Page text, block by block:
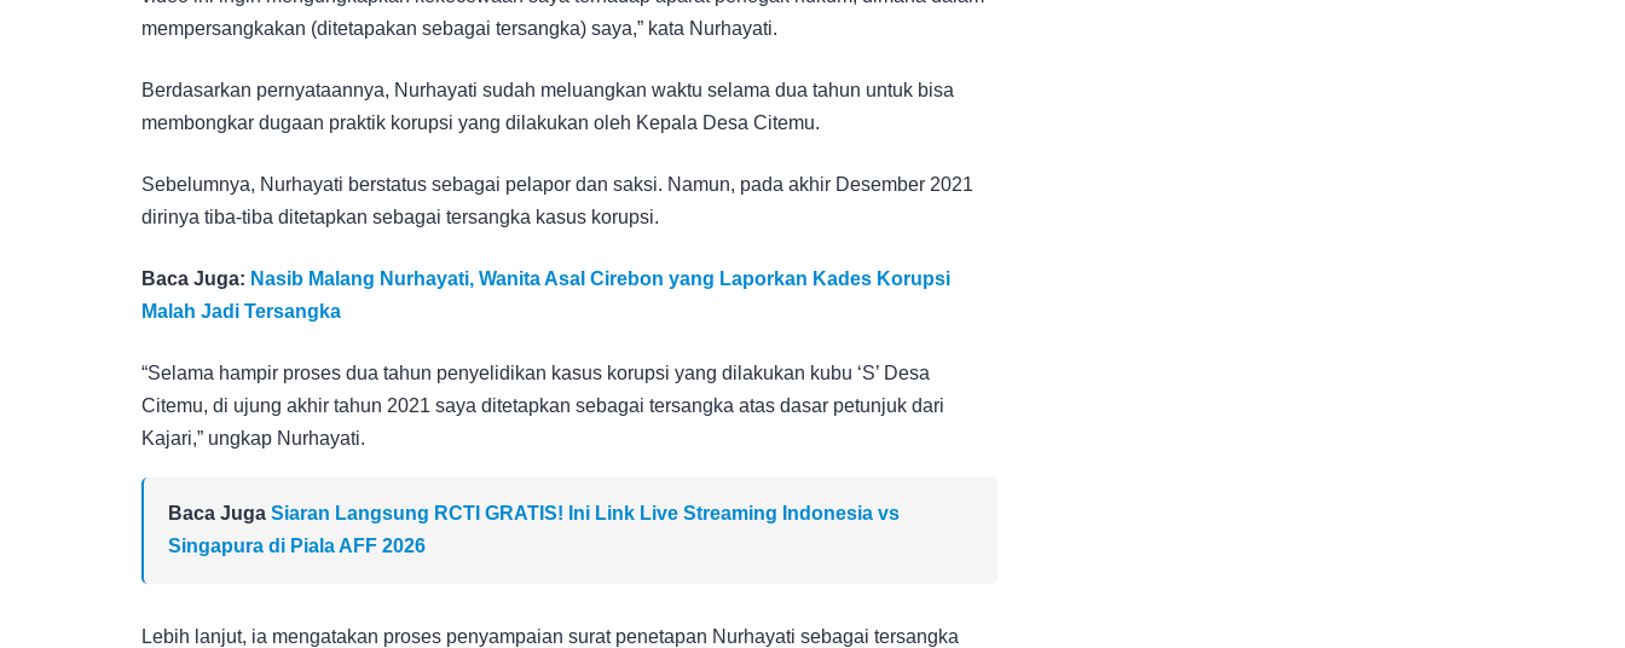
mempersangkakan (ditetapakan sebagai tersangka) saya,” kata Nurhayati.
Berdasarkan pernyataannya, Nurhayati sudah meluangkan waktu selama dua tahun untuk bisa
membongkar dugaan praktik korupsi yang dilakukan oleh Kepala Desa Citemu.
Sebelumnya, Nurhayati berstatus sebagai pelapor dan saksi. Namun, pada akhir Desember 2021
dirinya tiba-tiba ditetapkan sebagai tersangka kasus korupsi.
Baca Juga: Nasib Malang Nurhayati, Wanita Asal Cirebon yang Laporkan Kades Korupsi
Malah Jadi Tersangka
“Selama hampir proses dua tahun penyelidikan kasus korupsi yang dilakukan kubu ‘S’ Desa
Citemu, di ujung akhir tahun 2021 saya ditetapkan sebagai tersangka atas dasar petunjuk dari
Kajari,” ungkap Nurhayati.
Baca Juga Siaran Langsung RCTI GRATIS! Ini Link Live Streaming Indonesia vs
Singapura di Piala AFF 2026
Lebih lanjut, ia mengatakan proses penyampaian surat penetapan Nurhayati sebagai tersangka